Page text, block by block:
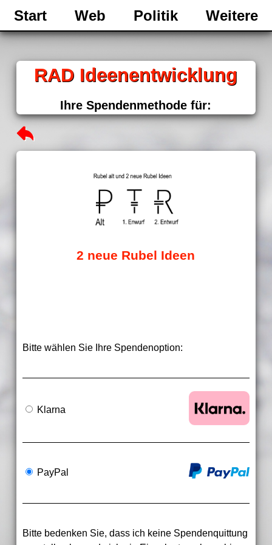
Start Web Politik Weitere
RAD Ideenentwicklung
Ihre Spendenmethode für:
2 neue Rubel Ideen
Bitte wählen Sie Ihre Spendenoption:
Klarna
PayPal
Bitte bedenken Sie, dass ich keine Spendenquittung